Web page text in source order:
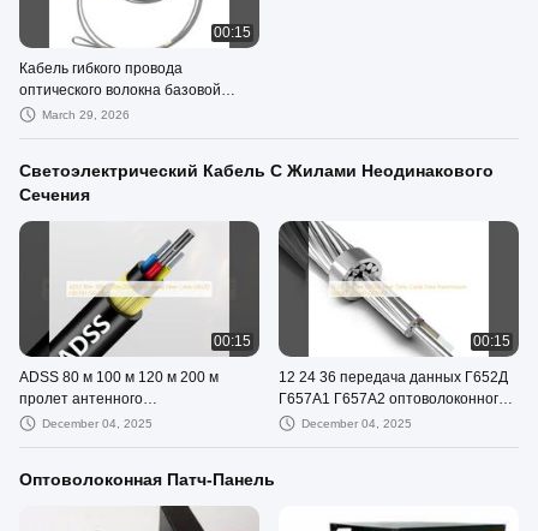
00:15
Кабель гибкого провода
оптического волокна базовой
станции ФТТА водоустойчивый с
March 29, 2026
Светоэлектрический Кабель С Жилами Неодинакового
Сечения
00:15
ADSS 80 м 100 м 120 м 200 м
пролет антенного
оптоволоконного кабеля G652D
December 04, 2025
00:15
12 24 36 передача данных Г652Д
Г657А1 Г657А2 оптоволоконного
кабеля ядра ОПГВ
December 04, 2025
Оптоволоконная Патч-Панель